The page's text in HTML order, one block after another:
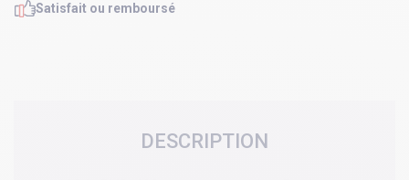
Satisfait ou remboursé
DESCRIPTION